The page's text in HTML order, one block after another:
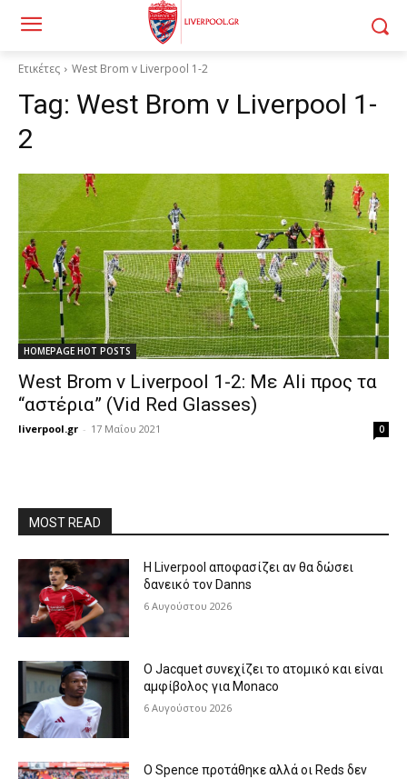
Ετικέτες West Brom v Liverpool 1-2
Tag: West Brom v Liverpool 1-
2
HOMEPAGE HOT POSTS
West Brom v Liverpool 1-2: Με Ali προς τα
“αστέρια” (Vid Red Glasses)
liverpool.gr - 17 Μαΐου 2021 0
MOST READ
Η Liverpool αποφασίζει αν θα δώσει
δανεικό τον Danns
6 Αυγούστου 2026
Ο Jacquet συνεχίζει το ατομικό και είναι
αμφίβολος για Monaco
6 Αυγούστου 2026
Ο Spence προτάθηκε αλλά οι Reds δεν